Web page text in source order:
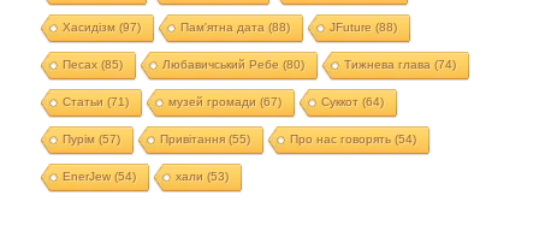
Хасидізм (97) Пам'ятна дата (88) JFuture (88)
Песах(85) Любавичський Ребе (80) Тижнева глава (74)
Статьи (71) музей громади (67) Суккот (64)
Пурім (57) Привітання(55) Про нас говорять (54)
EnerJew(54) хали (53)